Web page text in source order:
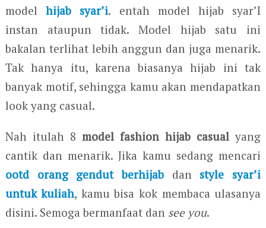
modelhijab syar’i. entah model hijab syar’I
instan ataupun tidak. Model hijab satu ini
bakalan terlihat lebih anggun dan juga menarik.
Tak hanya itu, karena biasanya hijab ini tak
banyak motif, sehingga kamu akan mendapatkan
look yang casual.
Nah itulah 8 model fashion hijab casual yang
cantik dan menarik. Jika kamu sedang mencari
ootd orang gendut berhijab dan style syar’i
untuk kuliah, kamu bisa kok membaca ulasanya
disini. Semoga bermanfaat dan see you.